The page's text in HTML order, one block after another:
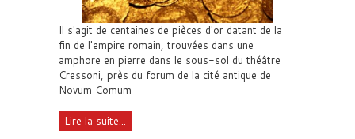
Il s'agit de centaines de pièces d'or datant de la
fin de l'empire romain, trouvées dans une
amphore en pierre dans le sous-sol du théâtre
Cressoni, près du forum de la cité antique de
Novum Comum
Lire la suite...